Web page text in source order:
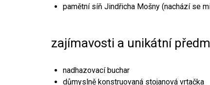
pamětní síň Jindřicha Mošny (nachází se
zajímavosti a unikátní
nadhazovací buchar
důmyslně konstruovaná stojanová vrtačka